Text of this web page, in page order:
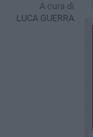
A cura di
LUCA GUERRA